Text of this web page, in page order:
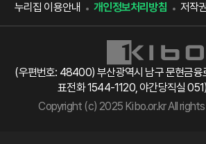
누리집 이용안내 개인정보처리방침 저작
(우편번호: 48400) 부산광역시 남구 문현금융
표전화 1544-1120, 야간당직실
Copyright (c) 2025 Kibo.or.kr All